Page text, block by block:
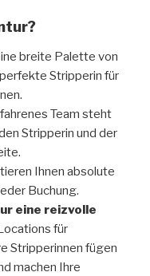
breite Palette von
Stripperin für
Team steht
Stripperin und der
Ihnen absolute
Buchung.
eine reizvolle
für
Stripperinnen fügen
machen Ihre